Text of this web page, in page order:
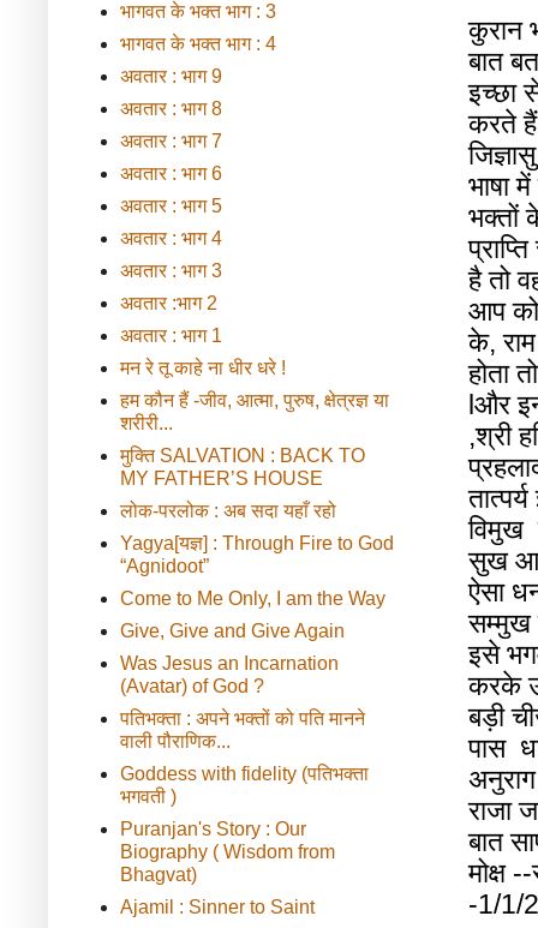
कुरान
बात
इच्छा
करते हैं
जिज्ञासु
भाषा में
भक्तों
प्राप्ति
है तो
आप को
के,राम
होता तो
और
,श्री
तात्पर्य
विमुख
सुख
ऐसा
सम्मुख
इसे
करके
बड़ी
पास
अनुराग
राजा
बात
मोक्ष--
-1/1/
भागवत के भक्त भाग : 3
भागवत के भक्त भाग : 4
अवतार : भाग 9
अवतार : भाग 8
अवतार : भाग 7
अवतार : भाग 6
अवतार : भाग 5
अवतार : भाग 4
अवतार : भाग 3
अवतार :भाग 2
अवतार : भाग 1
मन रे तू काहे ना धीर धरे !
हम कौन हैं -जीव, आत्मा, पुरुष, क्षेत्रज्ञ या
शरीरी...
मुक्ति SALVATION : BACK TO
MY FATHER’S HOUSE
लोक-परलोक : अब सदा यहाँ रहो
Yagya[यज्ञ] : Through Fire to God
“Agnidoot”
Come to Me Only, I am the Way
Give, Give and Give Again
Was Jesus an Incarnation
(Avatar) of God ?
पतिभक्ता : अपने भक्तों को पति मानने
वाली पौराणिक...
Goddess with fidelity (पतिभक्ता
भगवती )
Puranjan's Story : Our
Biography ( Wisdom from
Bhagvat)
Ajamil : Sinner to Saint